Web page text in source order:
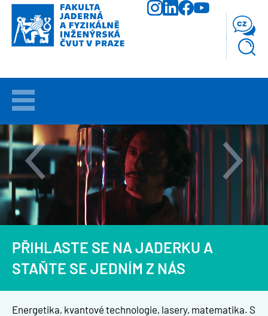
Přejít
hlavnímu
obsahu
VÍTEJTE
UCHAZEČI
STUDIUM
VĚDA
A
VÝZKUM
FAKULTA
cz
PŘIHLASTE SE NA JADERKU A
STAŇTE SE JEDNÍM Z NÁS
Energetika, kvantové technologie, lasery, matematika. S